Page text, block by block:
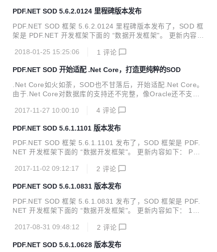
应用层事务日志获取操作的表名称 * 查询命令处理器接口增加
命令执行类型的处理，升级框架全部相关程序集版本到5.6.2.0
212 * 增加事务日志的使用例子 * 增加事务日志处理器 * NUG
PDF.NET SOD 5.6.2.0124 里程碑版本发布
PDF.NET SOD 框架 5.6.2.0124 里程碑版本发布了，SOD 框
架是 PDF.NET 开发框架下面的 “数据开发框架"。 更新内容如
志记录参数，默认情况下会将查询出错的日志记录在 C:\Progr
事务的时候增加异常处理 5、恢复只要执行出错就会记录错误
日志的功能 6、客户端代理支持监听服务关闭事件 7、解决分
布式事件的并发推送问题；订阅模式支持Actor编程模型 8、
用线程安全集合保存...
2018-01-25 15:25:06 1 评论
PDF.NET SOD 开始适配 .Net Core，打造更纯粹的SOD
.Net Core如火如荼，SOD也不甘落后，开始适配.Net Core。
由于.Net Core对数据库的支持还不完整，像Oracle还不支持.
Framework版本的，.Net Framework版本的SOD对mono可
SOD还处于实验和适配阶段，不推荐大家在正式项目中使用。
源码及下载地址： 码云：https://gitee.com/znlgis/sod-core
github：https://github.com/znlgis/sod-core
2017-11-27 10:00:10 4 评论
PDF.NET SOD 5.6.1.1101 版本发布
PDF.NET SOD 框架 5.6.1.1101 发布了，SOD 框架是 PDF.
NET 开发框架下面的 “数据开发框架"。 更新内容如下： PDF.
ET SQLite 支持code first功能 改进SQL日志的异步写入方
SQL重复检查数据库结构的问题 内存数据库导出数据时增加
导出批次号信息 源码及下载地址： 码云：https://gitee.com/z
nlgis/sod github：https://github.com/znlgis/sod
2017-11-02 09:12:17 2 评论
PDF.NET SOD 5.6.1.0831 版本发布
PDF.NET SOD 框架 5.6.1.0831 发布了，SOD 框架是 PDF.
NET 开发框架下面的 “数据开发框架"。 更新内容如下： 1、
QL增加Not Like比较 4、修复实例化DbContext对象在MySQ
功能 6、内存数据库导入数据，使用快速插入法提高效率 7、
2017-08-31 09:48:12 2 评论
PDF.NET SOD 5.6.1.0628 版本发布